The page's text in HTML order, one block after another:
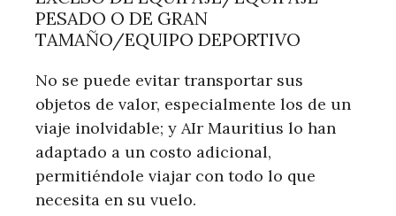
PESADO O DE GRAN
TAMAÑO/EQUIPO DEPORTIVO
No se puede evitar transportar sus
objetos de valor, especialmente los de un
viaje inolvidable; y AIr Mauritius lo han
adaptado a un costo adicional,
permitiéndole viajar con todo lo que
necesita en su vuelo.